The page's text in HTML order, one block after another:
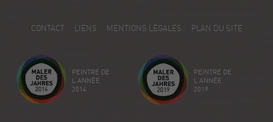
5
Créez votre propre sceau maintenant
18/12/2025
Voir le profil
CONTACT LIENS MENTIONS LÉGALES PLAN DU SITE
PEINTRE DE
L'ANNÉE
2014
PEINTRE DE
L'ANNÉE
2019